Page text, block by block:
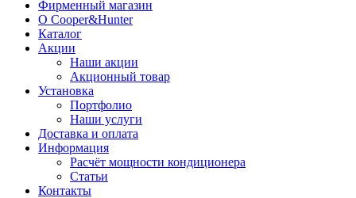
Фирменный магазин
O Cooper&Hunter
Каталог
Акции
Наши акции
Акционный товар
Установка
Портфолио
Наши услуги
Доставка и оплата
Информация
Расчёт мощности кондиционера
Статьи
Контакты